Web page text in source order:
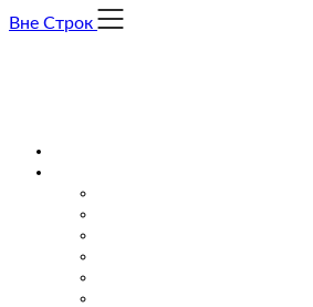
Skip
Вне Строк